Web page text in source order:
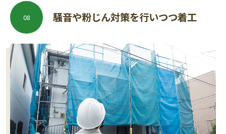
騒音や粉じん対策を行いつつ着工
08